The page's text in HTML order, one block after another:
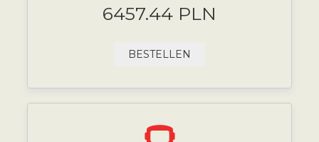
6457.44 PLN
BESTELLEN